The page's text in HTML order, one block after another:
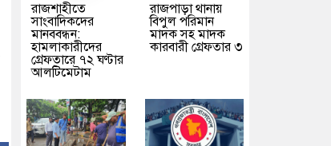
রাজশাহীতে
সাংবাদিকদের
মানববন্ধন:
হামলাকারীদের
গ্রেফতারে ৭২ ঘণ্টার
আলটিমেটাম
রাজপাড়া থানায়
বিপুল পরিমান
মাদক সহ মাদক
কারবারী গ্রেফতার ৩